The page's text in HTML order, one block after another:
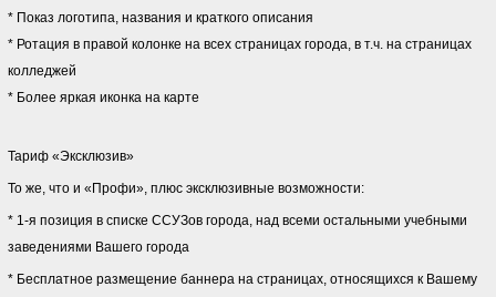
* Показ логотипа, названия и краткого описания
* Ротация в правой колонке на всех страницах города, в т.ч. на страницах
колледжей
* Более яркая иконка на карте
Тариф «Эксклюзив»
То же, что и «Профи», плюс эксклюзивные возможности:
* 1-я позиция в списке ССУЗов города, над всеми остальными учебными
заведениями Вашего города
* Бесплатное размещение баннера на страницах, относящихся к Вашему